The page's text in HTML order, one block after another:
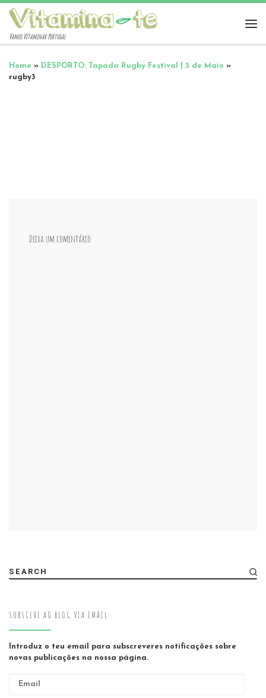
Vamos Vitaminar Portugal
Home » DESPORTO: Tapada Rugby Festival | 3 de Maio »
rugby3
Deixa um comentário
SEARCH
SUBSCEVE AO BLOG VIA EMAIL
Introduz o teu email para subscreveres notificações sobre
novas publicações na nossa página.